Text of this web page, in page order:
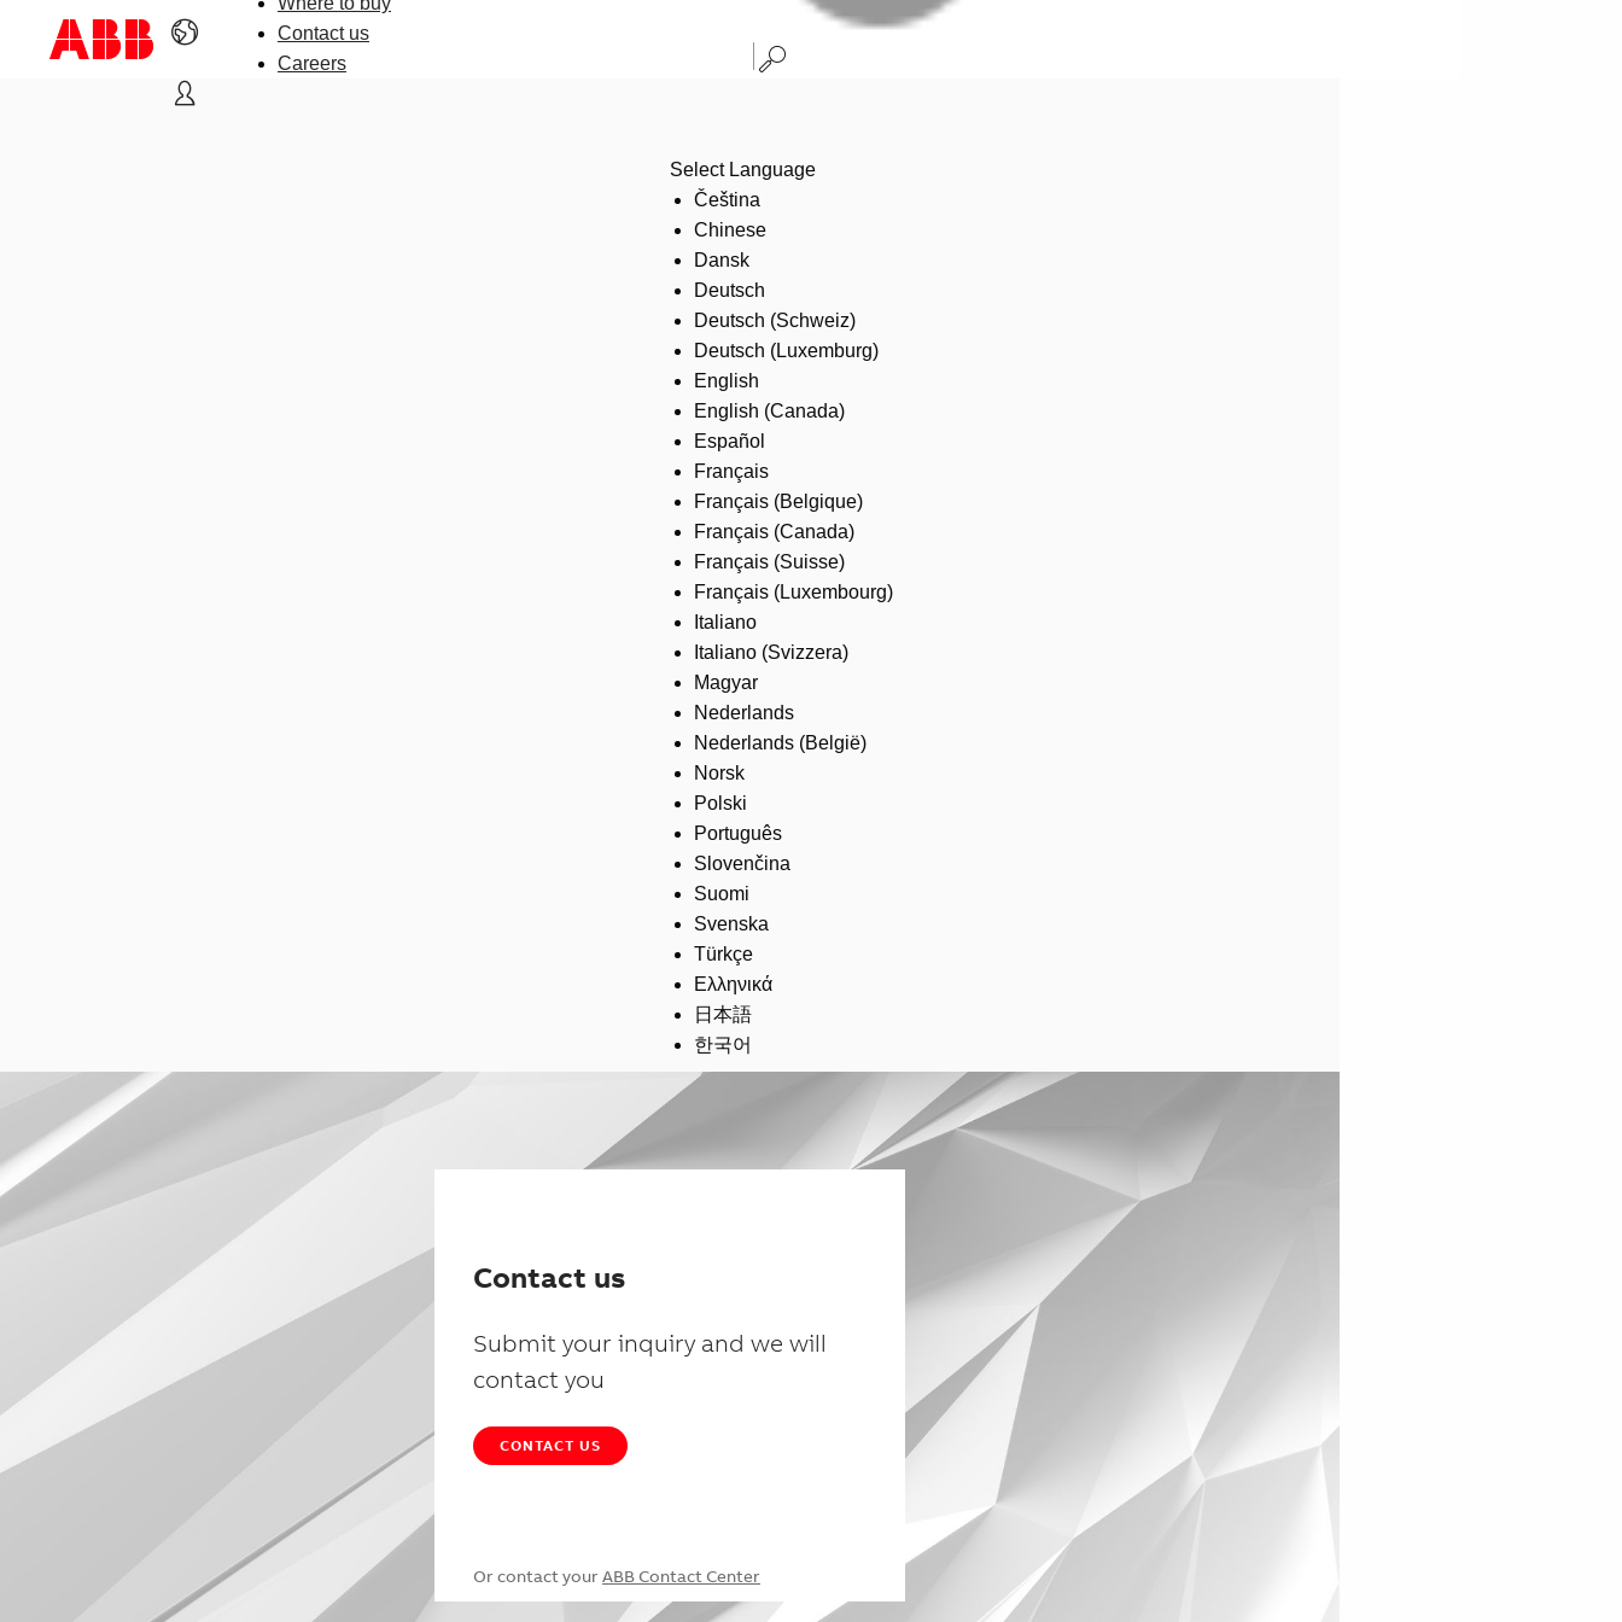
Contact us
Careers
Select Language
Čeština
Chinese
Dansk
Deutsch
Deutsch (Schweiz)
Deutsch (Luxemburg)
English
English (Canada)
Español
Français
Français (Belgique)
Français (Canada)
Français (Suisse)
Français (Luxembourg)
Italiano
Italiano (Svizzera)
Magyar
Nederlands
Nederlands (België)
Norsk
Polski
Português
Slovenčina
Suomi
Svenska
Türkçe
Ελληνικά
日本語
한국어
Contact us
Submit your inquiry and we will
contact you
CONTACT US
Or contact your ABB Contact Center